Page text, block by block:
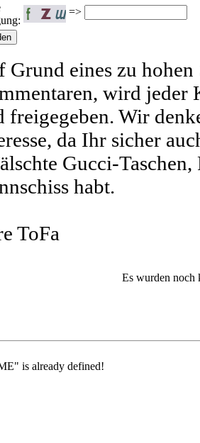
=>
Grund eines zu
wird jeder
freigegeben. Wir
da Ihr sicher
Gucci-
habt.
ToFa
Es wurden noch
is already defined!